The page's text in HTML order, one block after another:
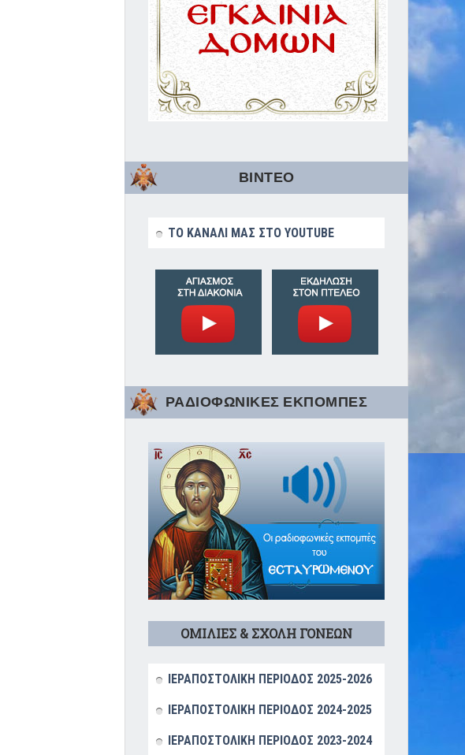
ΒΙΝΤΕΟ
ΤΟ ΚΑΝΑΛΙ ΜΑΣ ΣΤΟ YOUTUBE
ΡΑΔΙΟΦΩΝΙΚΕΣ ΕΚΠΟΜΠΕΣ
ΟΜΙΛΙΕΣ & ΣΧΟΛΗ ΓΟΝΕΩΝ
ΙΕΡΑΠΟΣΤΟΛΙΚΗ ΠΕΡΙΟΔΟΣ 2025-2026
ΙΕΡΑΠΟΣΤΟΛΙΚΗ ΠΕΡΙΟΔΟΣ 2024-2025
ΙΕΡΑΠΟΣΤΟΛΙΚΗ ΠΕΡΙΟΔΟΣ 2023-2024